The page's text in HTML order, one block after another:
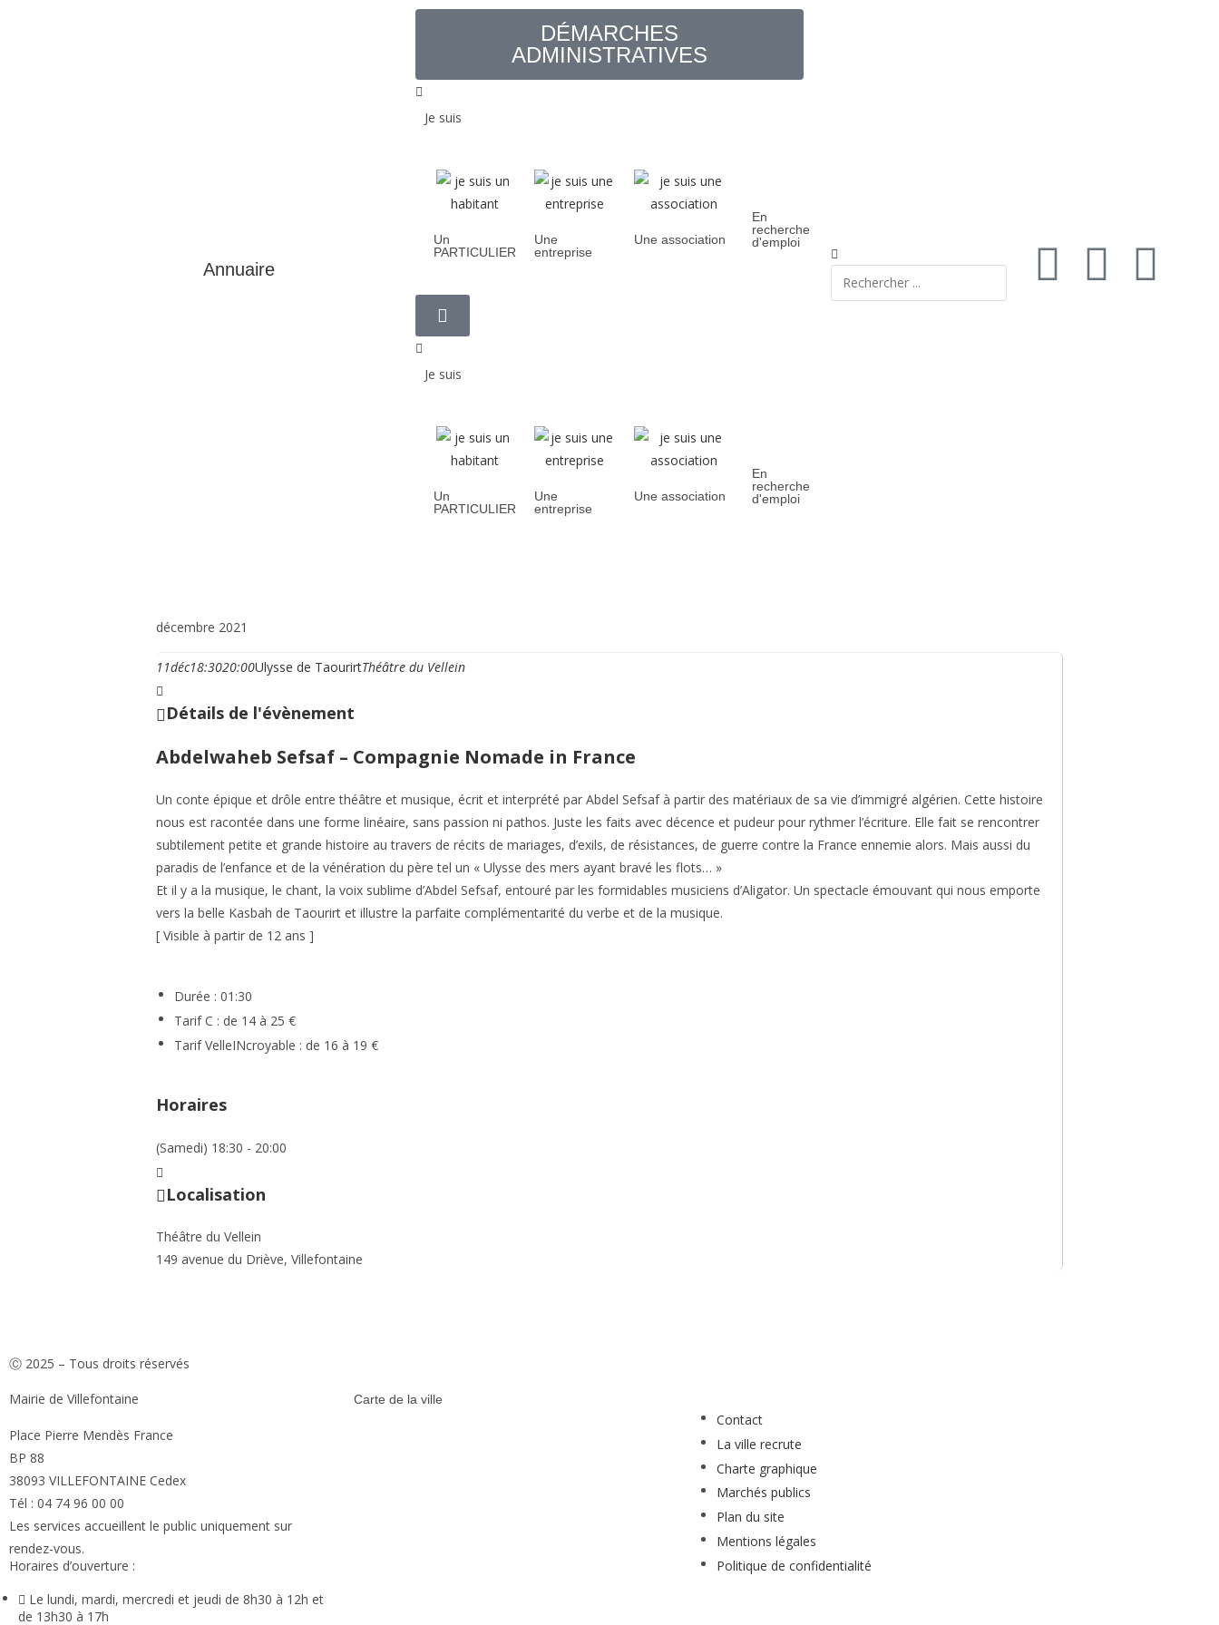
Annuaire
DÉMARCHES
ADMINISTRATIVES
Je suis
Un
PARTICULIER
Une
entreprise
Une association
En
recherche
d'emploi
Je suis
Un
PARTICULIER
Une
entreprise
Une association
En
recherche
d'emploi
décembre 2021
11déc18:3020:00Ulysse de TaourirtThéâtre du Vellein
Détails de l'évènement
Abdelwaheb Sefsaf – Compagnie Nomade in France
Un conte épique et drôle entre théâtre et musique, écrit et interprété par Abdel Sefsaf à partir des matériaux de sa vie d’immigré algérien. Cette histoire
nous est racontée dans une forme linéaire, sans passion ni pathos. Juste les faits avec décence et pudeur pour rythmer l’écriture. Elle fait se rencontrer
subtilement petite et grande histoire au travers de récits de mariages, d’exils, de résistances, de guerre contre la France ennemie alors. Mais aussi du
paradis de l’enfance et de la vénération du père tel un « Ulysse des mers ayant bravé les flots… »
Et il y a la musique, le chant, la voix sublime d’Abdel Sefsaf, entouré par les formidables musiciens d’Aligator. Un spectacle émouvant qui nous emporte
vers la belle Kasbah de Taourirt et illustre la parfaite complémentarité du verbe et de la musique.
[ Visible à partir de 12 ans ]
Durée : 01:30
Tarif C : de 14 à 25 €
Tarif VelleINcroyable : de 16 à 19 €
Horaires
(Samedi) 18:30 - 20:00
Localisation
Théâtre du Vellein
149 avenue du Driève, Villefontaine
Ⓒ 2025 – Tous droits réservés
Mairie de Villefontaine
Place Pierre Mendès France
BP 88
38093 VILLEFONTAINE Cedex
Tél : 04 74 96 00 00
Les services accueillent le public uniquement sur
rendez-vous.
Horaires d’ouverture :
Le lundi, mardi, mercredi et jeudi de 8h30 à 12h et
de 13h30 à 17h
Carte de la ville
Contact
La ville recrute
Charte graphique
Marchés publics
Plan du site
Mentions légales
Politique de confidentialité